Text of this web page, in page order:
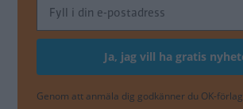
Genom att anmäla dig godkänner du OK-